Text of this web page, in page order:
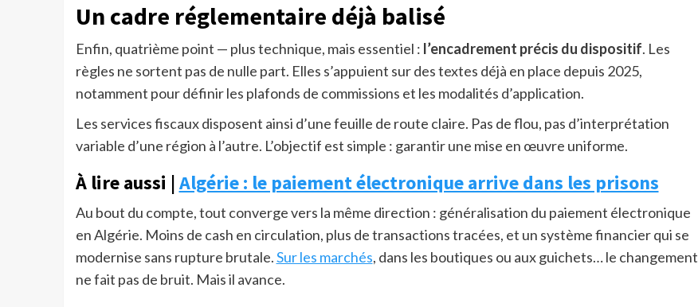
Un cadre réglementaire déjà balisé
Enfin, quatrième point — plus technique, mais essentiel : l’encadrement précis du dispositif. Les
règles ne sortent pas de nulle part. Elles s’appuient sur des textes déjà en place depuis 2025,
notamment pour définir les plafonds de commissions et les modalités d’application.
Les services fiscaux disposent ainsi d’une feuille de route claire. Pas de flou, pas d’interprétation
variable d’une région à l’autre. L’objectif est simple : garantir une mise en œuvre uniforme.
À lire aussi |Algérie : le paiement électronique arrive dans les prisons
Au bout du compte, tout converge vers la même direction : généralisation du paiement électronique
en Algérie. Moins de cash en circulation, plus de transactions tracées, et un système financier qui se
modernise sans rupture brutale.Sur les marchés, dans les boutiques ou aux guichets… le changement
ne fait pas de bruit. Mais il avance.